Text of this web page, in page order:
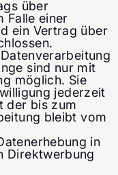
über
Falle einer
ein Vertrag über
sind nur mit
möglich. Sie
jederzeit
der bis zum
bleibt vom
in
Direktwerbung